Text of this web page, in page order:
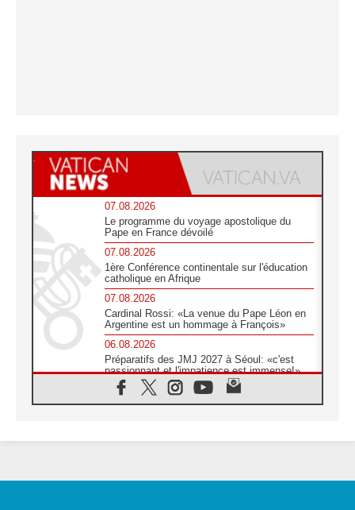
07.08.2026
Le programme du voyage apostolique du
Pape en France dévoilé
07.08.2026
1ère Conférence continentale sur l'éducation
catholique en Afrique
07.08.2026
Cardinal Rossi: «La venue du Pape Léon en
Argentine est un hommage à François»
06.08.2026
Préparatifs des JMJ 2027 à Séoul: «c'est
passionnant et l'impatience est immense!»
06.08.2026
Chrétiens et confucéens: respect et sagesse
06.08.2026